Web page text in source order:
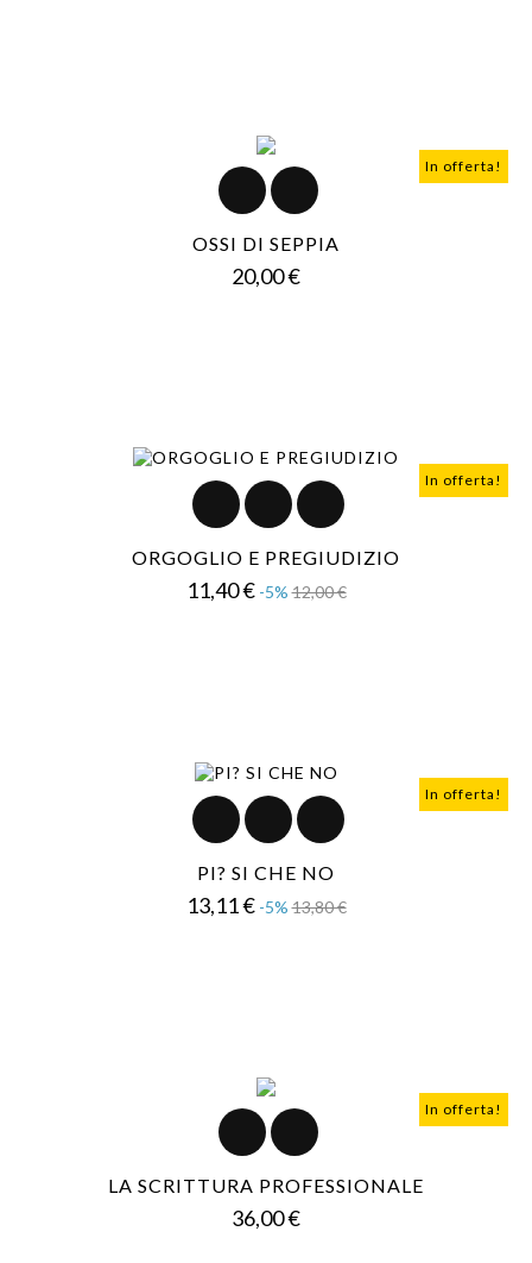
In offerta!
OSSI DI SEPPIA
20,00 €Prezzo
In offerta!
ORGOGLIO E PREGIUDIZIO
11,40 € Prezzo
-5% 12,00 €Prezzo
In offerta!
PI? SI CHE NO
13,11 € Prezzo
-5% 13,80 €Prezzo
In offerta!
LA SCRITTURA PROFESSIONALE
36,00 €Prezzo